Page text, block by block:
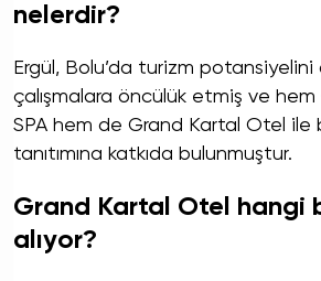
nelerdir?
Ergül, Bolu’da turizm potansiyelini
çalışmalara öncülük etmiş ve
SPA hem de Grand Kartal Otel ile
tanıtımına katkıda bulunmuştur.
Grand Kartal Otel hangi
alıyor?